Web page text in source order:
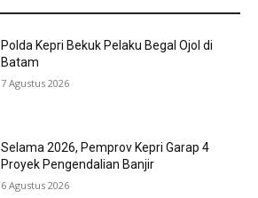
Polda Kepri Bekuk Pelaku Begal Ojol di
Batam
7 Agustus 2026
Selama 2026, Pemprov Kepri Garap 4
Proyek Pengendalian Banjir
6 Agustus 2026